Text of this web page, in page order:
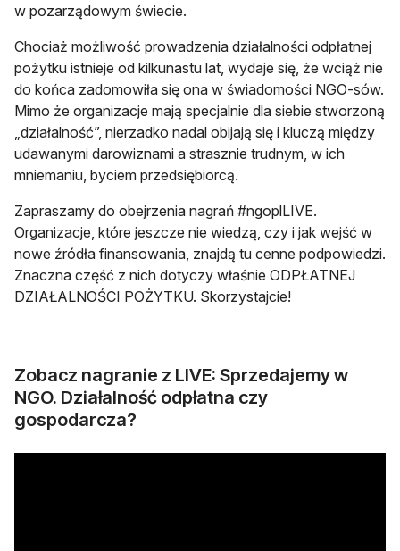
w pozarządowym świecie.
Chociaż możliwość prowadzenia działalności odpłatnej
pożytku istnieje od kilkunastu lat, wydaje się, że wciąż nie
do końca zadomowiła się ona w świadomości NGO-sów.
Mimo że organizacje mają specjalnie dla siebie stworzoną
„działalność”, nierzadko nadal obijają się i kluczą między
udawanymi darowiznami a strasznie trudnym, w ich
mniemaniu, byciem przedsiębiorcą.
Zapraszamy do obejrzenia nagrań #ngoplLIVE.
Organizacje, które jeszcze nie wiedzą, czy i jak wejść w
nowe źródła finansowania, znajdą tu cenne podpowiedzi.
Znaczna część z nich dotyczy właśnie ODPŁATNEJ
DZIAŁALNOŚCI POŻYTKU. Skorzystajcie!
Zobacz nagranie z LIVE: Sprzedajemy w
NGO. Działalność odpłatna czy
gospodarcza?